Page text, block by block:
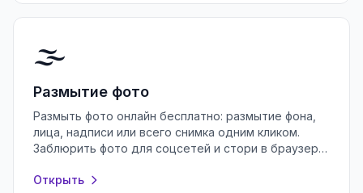
🌫️
Размытие фото
Размыть фото онлайн бесплатно: размытие фона,
лица, надписи или всего снимка одним кликом.
Заблюрить фото для соцсетей и стори в браузере,
Открыть